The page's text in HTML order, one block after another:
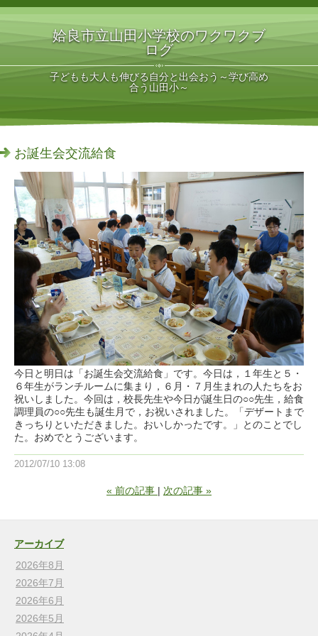
姶良市立山田小学校のワクワクブ
ログ
子どもも大人も伸びる自分と出会おう～学び高め
合う山田小～
お誕生会交流給食
今日と明日は「お誕生会交流給食」です。今日は，１年生と５・
６年生がランチルームに集まり，６月・７月生まれの人たちをお
祝いしました。今回は，校長先生や今日が誕生日の○○先生，給食
調理員の○○先生も誕生月で，お祝いされました。「デザートまで
きっちりといただきました。おいしかったです。」とのことでし
た。おめでとうございます。
2012/07/10 13:08
« 前の記事 次の記事 »
アーカイブ
2026年8月
2026年7月
2026年6月
2026年5月